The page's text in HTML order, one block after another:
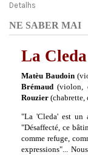
Detalhs
NE SABER MAI
La Cleda
Matèu Baudoin
Brémaud (violon,
Rouzier (chabrette,
"La 'Cleda' est un
"Désaffecté, ce
comme refuge,
expressions"...